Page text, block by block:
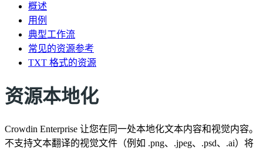
概述
用例
典型工作流
常见的资源参考
TXT 格式的资源
资源本地化
Crowdin Enterprise 让您在同一处本地化文本内容和视觉内容。
不支持文本翻译的视觉文件（例如 .png、.jpeg、.psd、.ai）将